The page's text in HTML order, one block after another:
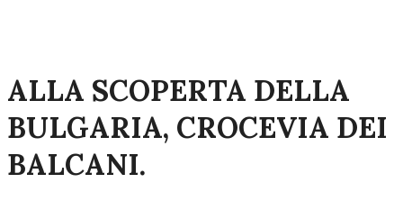
ALLA SCOPERTA DELLA
BULGARIA, CROCEVIA DEI
BALCANI.